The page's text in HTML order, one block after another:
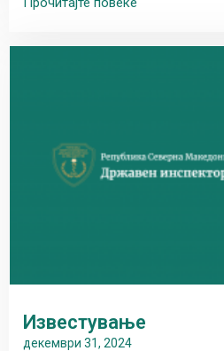
Известување
декември 31, 2024